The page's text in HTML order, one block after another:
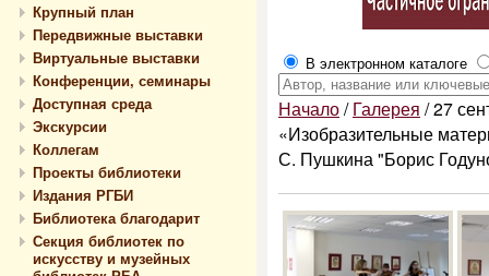
Крупный план
Передвижные выставки
Виртуальные выставки
Конференции, семинары
Доступная среда
Экскурсии
Коллегам
Проекты библиотеки
Издания РГБИ
Библиотека благодарит
Секция библиотек по
искусству и музейных
В электронном каталоге
Начало/ Галерея /27
«Изобразительные
С. Пушкина "Борис